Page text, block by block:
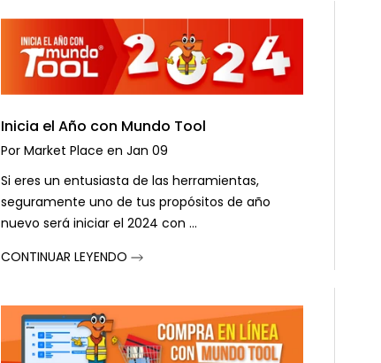
Inicia el Año con Mundo Tool
Por Market Place en Jan 09
Si eres un entusiasta de las herramientas,
seguramente uno de tus propósitos de año
nuevo será iniciar el 2024 con ...
CONTINUAR LEYENDO